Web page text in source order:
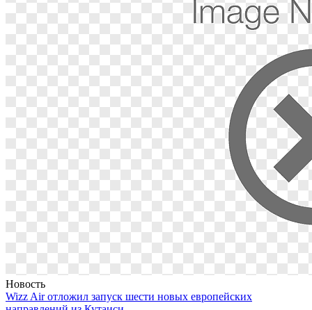
Новость
Wizz Air отложил запуск шести новых европейских